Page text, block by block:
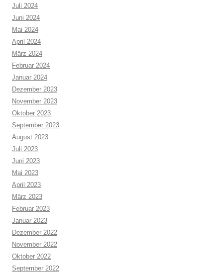
Juli 2024
Juni 2024
Mai 2024
April 2024
März 2024
Februar 2024
Januar 2024
Dezember 2023
November 2023
Oktober 2023
September 2023
August 2023
Juli 2023
Juni 2023
Mai 2023
April 2023
März 2023
Februar 2023
Januar 2023
Dezember 2022
November 2022
Oktober 2022
September 2022